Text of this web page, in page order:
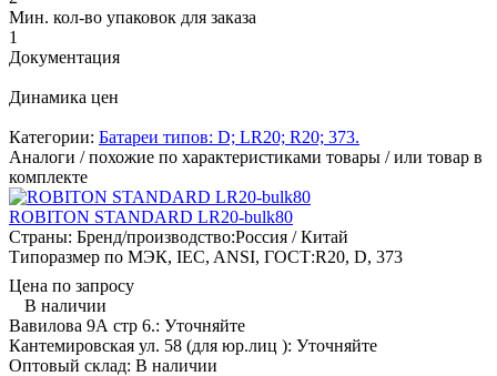
Мин. кол-во упаковок для заказа
1
Документация
Динамика цен
Категории: Батареи типов: D; LR20; R20; 373.
Аналоги / похожие по характеристиками товары / или товар в
комплекте
ROBITON STANDARD LR20-bulk80
Страны: Бренд/производство:Россия / Китай
Типоразмер по МЭК, IEC, ANSI, ГОСТ:R20, D, 373
Цена по запросу
В наличии
Вавилова 9А стр 6.: Уточняйте
Кантемировская ул. 58 (для юр.лиц ): Уточняйте
Оптовый склад: В наличии